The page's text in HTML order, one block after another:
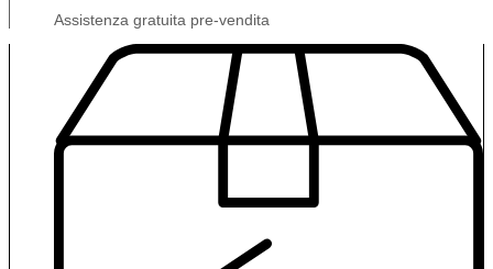
Assistenza gratuita pre-vendita